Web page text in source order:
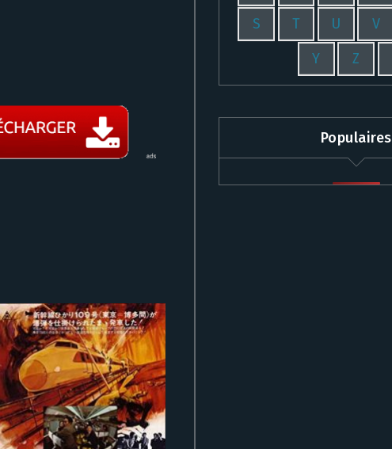
S T U V
Y Z
Populaires